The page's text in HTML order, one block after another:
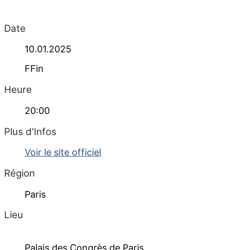
Date
10.01.2025
FFin
Heure
20:00
Plus d'Infos
Voir le site officiel
Région
Paris
Lieu